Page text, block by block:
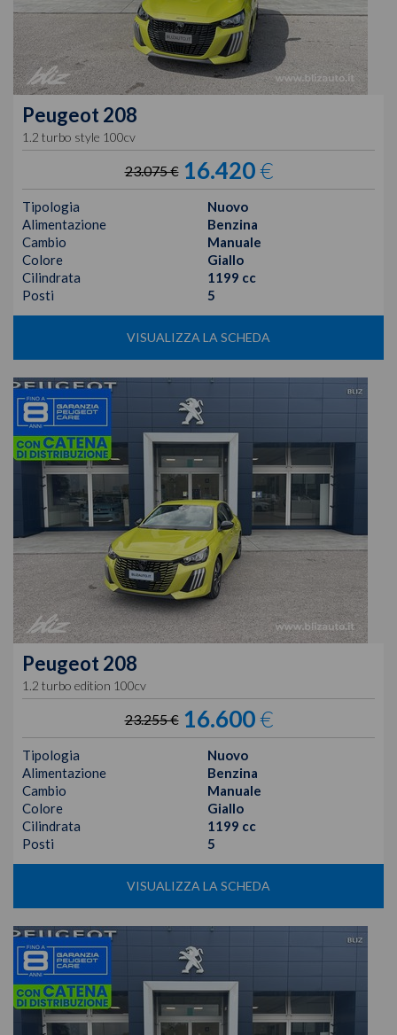
Peugeot 208
1.2 turbo style 100cv
23.075 € 16.420€
Tipologia
Nuovo
Alimentazione
Benzina
Cambio
Manuale
Colore
Giallo
Cilindrata
1199 cc
Posti
5
VISUALIZZA LA SCHEDA
Peugeot 208
1.2 turbo edition 100cv
23.255 € 16.600€
Tipologia
Nuovo
Alimentazione
Benzina
Cambio
Manuale
Colore
Giallo
Cilindrata
1199 cc
Posti
5
VISUALIZZA LA SCHEDA